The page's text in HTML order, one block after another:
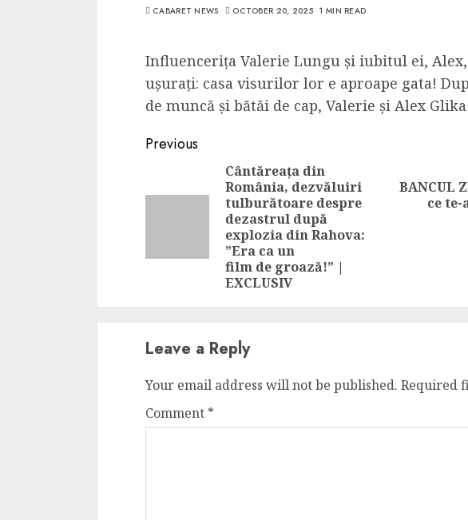
CABARET NEWS OCTOBER 20, 2025 1 MIN READ
Influencerița Valerie Lungu și iubitul ei,
ușurați: casa visurilor lor e aproape gata!
de muncă și bătăi de cap, Valerie și Alex
Continue
Reading
Previous
Cântăreața din
România, dezvăluiri
tulburătoare despre
dezastrul după
explozia din Rahova:
”Era ca un
film de groază!” |
EXCLUSIV
Next
BANCUL
ce
Leave a Reply
Your email address will not be published. Required
Comment *